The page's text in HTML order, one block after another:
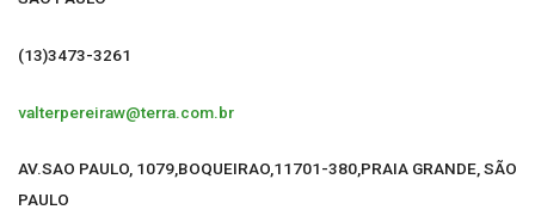
(13)3473-3261
valterpereiraw@terra.com.br
AV.SAO PAULO, 1079,BOQUEIRAO,11701-380,PRAIA GRANDE, SÃO
PAULO